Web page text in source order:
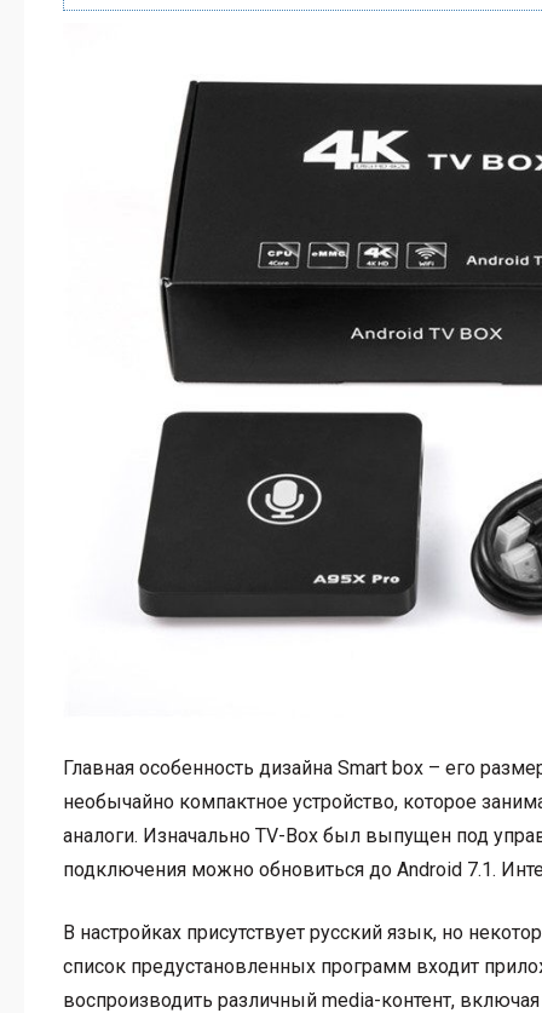
Главная особенность дизайна Smart box – его
необычайно компактное устройство, которое
аналоги. Изначально TV-Box был выпущен под
подключения можно обновиться до Android 7.1.
В настройках присутствует русский язык, но
список предустановленных программ входит
воспроизводить различный media-контент,